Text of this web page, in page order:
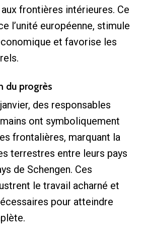
frontières intérieures. Ce
l’unité européenne, stimule
et favorise les
du progrès
des responsables
ont symboliquement
frontalières, marquant la
terrestres entre leurs pays
de Schengen. Ces
le travail acharné et
pour atteindre